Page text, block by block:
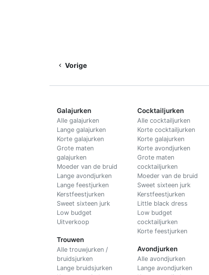
Vorige
Galajurken
Alle galajurken
Lange galajurken
Korte galajurken
Grote maten
galajurken
Moeder van de bruid
Lange avondjurken
Lange feestjurken
Kerstfeestjurken
Sweet sixteen jurk
Low budget
Uitverkoop
Trouwen
Alle trouwjurken /
bruidsjurken
Lange bruidsjurken
Cocktailjurken
Alle cocktailjurken
Korte cocktailjurken
Korte galajurken
Korte avondjurken
Grote maten
cocktailjurken
Moeder van de bruid
Sweet sixteen jurk
Kerstfeestjurken
Little black dress
Low budget
cocktailjurken
Korte feestjurken
Avondjurken
Alle avondjurken
Lange avondjurken